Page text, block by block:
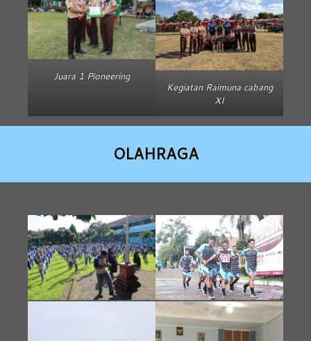
Juara 1 Pioneering
Kegiatan Raimuna cabang
XI
OLAHRAGA